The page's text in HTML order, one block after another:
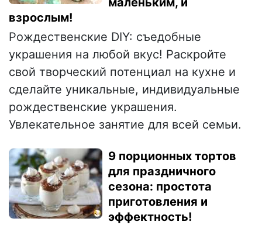
взрослым!
Рождественские DIY: съедобные
украшения на любой вкус! Раскройте
свой творческий потенциал на кухне и
сделайте уникальные, индивидуальные
рождественские украшения.
Увлекательное занятие для всей семьи.
9 порционных тортов
для праздничного
сезона: простота
приготовления и
эффектность!